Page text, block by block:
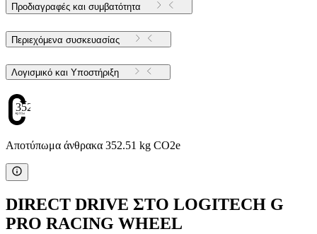
Προδιαγραφές και συμβατότητα
Περιεχόμενα συσκευασίας
Λογισμικό και Υποστήριξη
352.51
Αποτύπωμα άνθρακα 352.51 kg CO2e
DIRECT DRIVE ΣΤΟ LOGITECH G
PRO RACING WHEEL